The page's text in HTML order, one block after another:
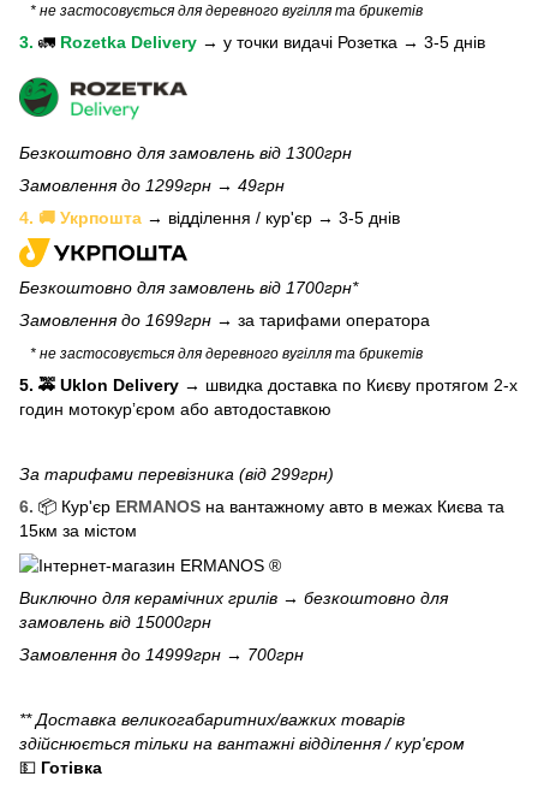
* не застосовується для деревного вугілля та брикетів
3. 🚛 Rozetka Delivery → у точки видачі Розетка → 3-5 днів
Безкоштовно для замовлень від 1300грн
Замовлення до 1299грн → 49грн
4. 🚚 Укрпошта → відділення / кур'єр → 3-5 днів
Безкоштовно для замовлень від 1700грн*
Замовлення до 1699грн → за тарифами оператора
* не застосовується для деревного вугілля та брикетів
5. 🚕 Uklon Delivery → швидка доставка по Києву протягом 2-х
годин мотокурʼєром або автодоставкою
За тарифами перевізника (від 299грн)
6. 📦 Кур'єр ERMANOS на вантажному авто в межах Києва та
15км за містом
Виключно длякерамічних грилів → безкоштовно для
замовлень від 15000грн
Замовлення до 14999грн → 700грн
** Доставка великогабаритних/важких товарів
здійснюється тільки на вантажні відділення / кур'єром
💵 Готівка